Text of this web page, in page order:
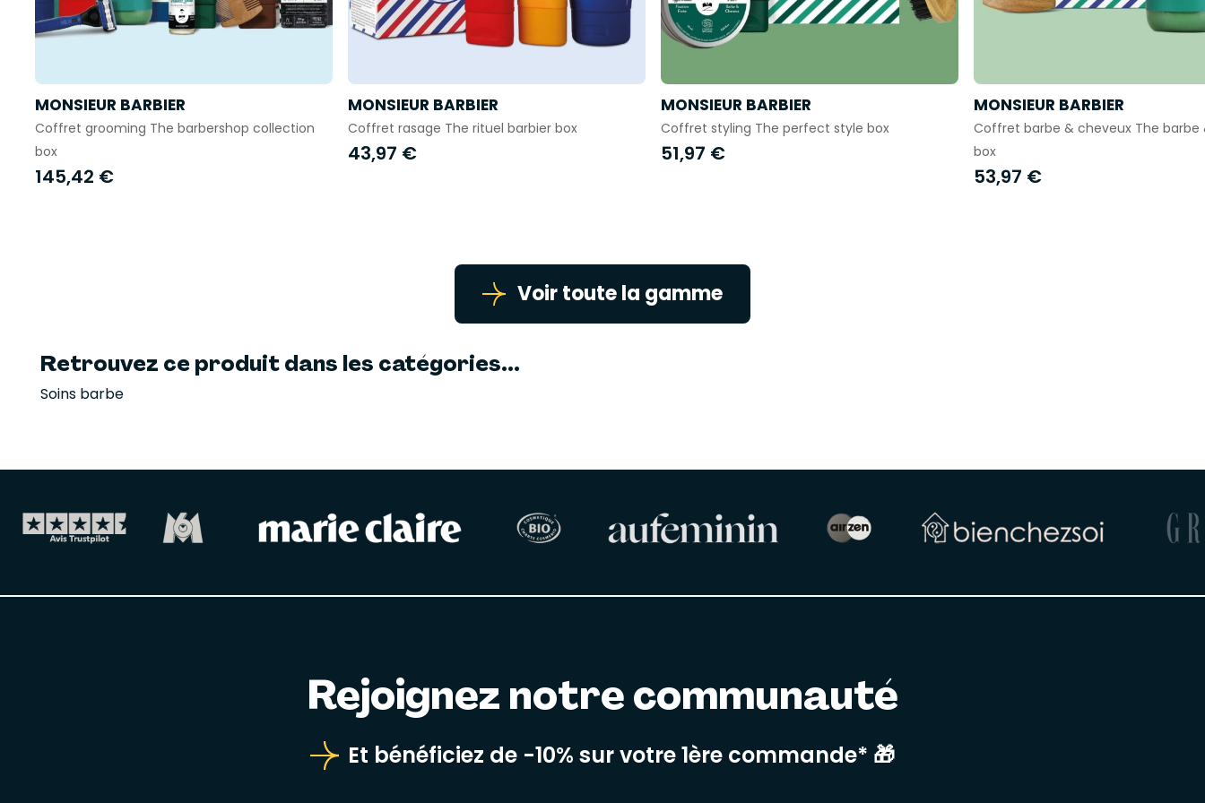
MONSIEUR BARBIER
Coffret grooming The barbershop collection
box
145,42 €
MONSIEUR BARBIER
Coffret rasage The rituel barbier box
43,97 €
MONSIEUR BARBIER
Coffret styling The perfect style box
51,97 €
MONSIEUR BARBIER
Coffret barbe & cheveux The barbe
box
53,97 €
Voir toute la gamme
Retrouvez ce produit dans les catégories...
Soins barbe
Rejoignez notre communauté
Et bénéficiez de -10% sur votre 1ère commande* 🎁